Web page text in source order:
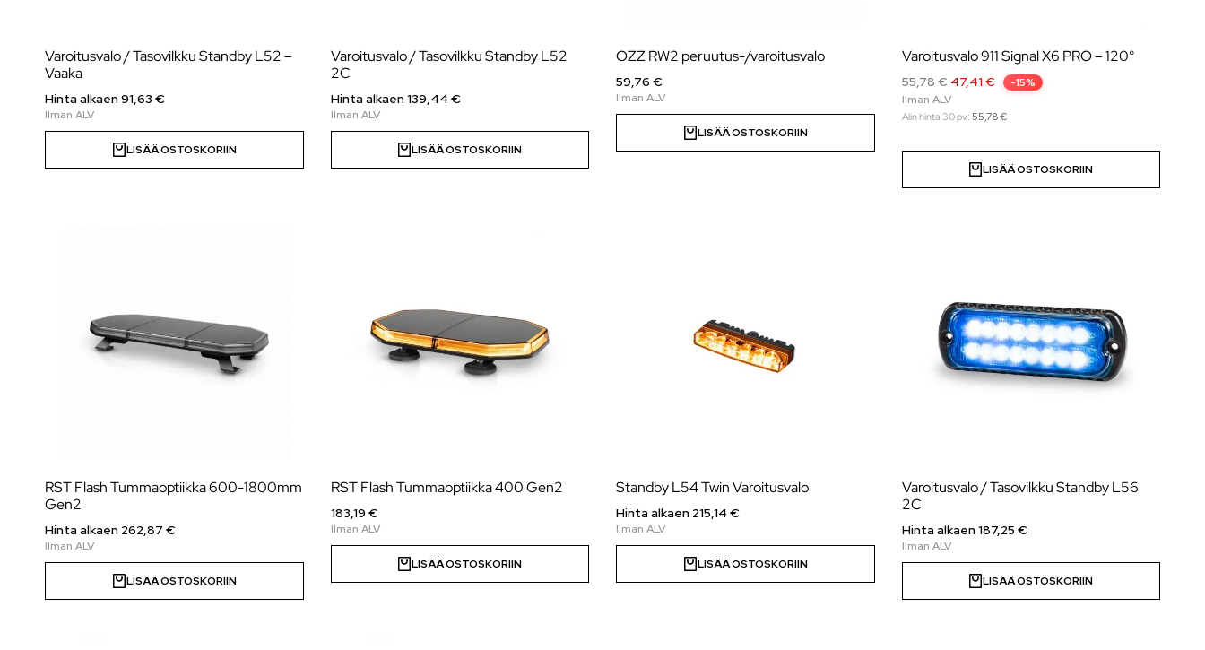
Varoitusvalo / Tasovilkku Standby L52 –
Vaaka
Hinta alkaen91,63 €
LISÄÄ OSTOSKORIIN
Varoitusvalo / Tasovilkku Standby L52
2C
Hinta alkaen 139,44 €
LISÄÄ OSTOSKORIIN
OZZ RW2 peruutus-/varoitusvalo
59,76 €
LISÄÄ OSTOSKORIIN
Varoitusvalo 911 Signal X6 PRO – 120°
55,78€ 47,41 € -15%
Alin hinta 30 pv: 55,78€
LISÄÄ OSTOSKORIIN
RST Flash Tummaoptiikka 600-1800mm
Gen2
Hinta alkaen 262,87 €
LISÄÄ OSTOSKORIIN
RST Flash Tummaoptiikka 400 Gen2
183,19 €
LISÄÄ OSTOSKORIIN
Standby L54 Twin Varoitusvalo
Hinta alkaen 215,14 €
LISÄÄ OSTOSKORIIN
Varoitusvalo / Tasovilkku Standby L56
2C
Hinta alkaen 187,25 €
LISÄÄ OSTOSKORIIN